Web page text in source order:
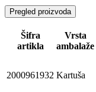
Pregled proizvoda
Šifra
artikla
Vrsta
ambalaže
2000961932 Kartuša